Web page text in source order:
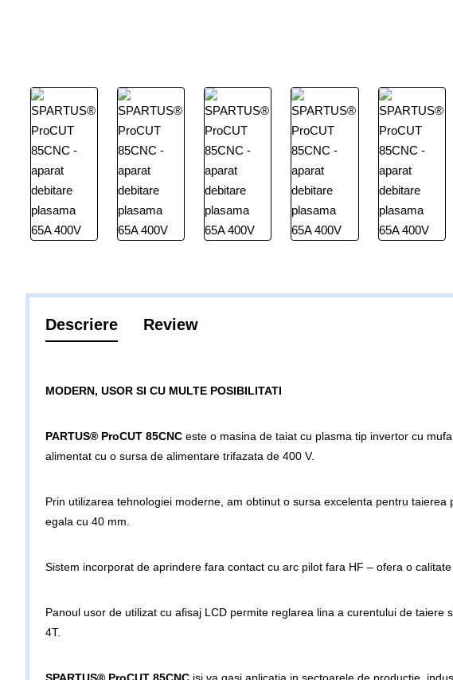
Descriere Review
MODERN, USOR SI CU MULTE POSIBILITATI
PARTUS® ProCUT 85CNC este o masina de taiat cu plasma tip invertor cu
alimentat cu o sursa de alimentare trifazata de 400 V.
Prin utilizarea tehnologiei moderne, am obtinut o sursa excelenta pentru
egala cu 40 mm.
Sistem incorporat de aprindere fara contact cu arc pilot fara HF – ofera o
Panoul usor de utilizat cu afisaj LCD permite reglarea lina a curentului de
4T.